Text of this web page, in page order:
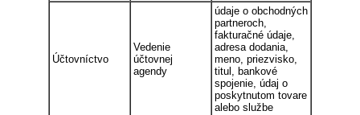
Účtovníctvo
Vedenie
účtovnej
agendy
údaje o obchodných
partneroch,
fakturačné údaje,
adresa dodania,
meno, priezvisko,
titul, bankové
spojenie, údaj o
poskytnutom tovare
alebo službe